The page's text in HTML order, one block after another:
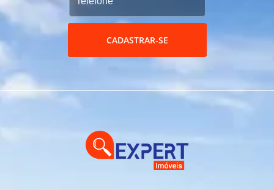
CADASTRAR-SE